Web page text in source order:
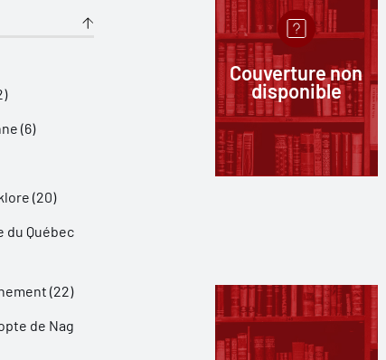
(6)
(20)
du Québec
(22)
de Nag
Couverture non
disponible